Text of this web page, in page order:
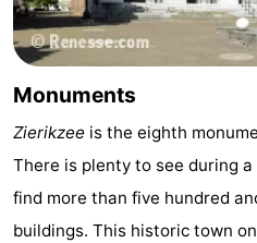
Points
vue
Attractions
Croisières
-
Terrains
de
-
Aires
-
Monuments
Zierikzee is the eighth
There is plenty to see during
find more than five hundred
buildings. This historic town